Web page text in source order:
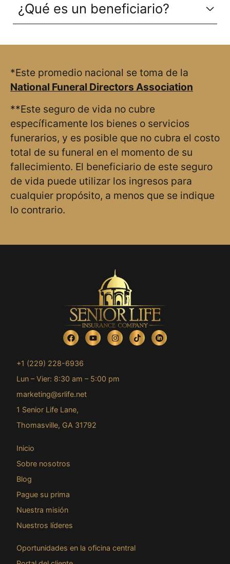
¿Qué es un beneficiario?
*Este promedio nacional se toma de la
National Funeral Directors Association
**Este seguro de vida no cubre
específicamente los bienes o servicios
funerarios, y es posible que no cubra el costo
total de su funeral en el momento de su
fallecimiento. El beneficiario de este seguro
de vida puede utilizar los ingresos para
cualquier propósito, a menos que se indique
lo contrario.
+1 (229) 228-6936
Lun – Vier: 8:30 am – 5:00 pm
marketing@srlife.net
1 Senior Life Lane,
Thomasville, GA 31792
Inicio
Sobre nosotros
Blog
Pague su prima
Nuestra misión
Nuestros líderes
Oportunidades en la oficina central